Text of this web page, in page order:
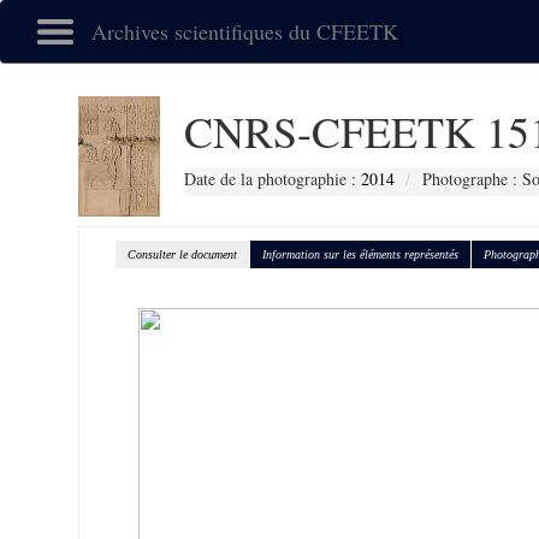
Archives scientifiques du CFEETK
CNRS-CFEETK
Date de la photographie : 2014 Photographe :
Consulter le document Information sur les éléments représentés